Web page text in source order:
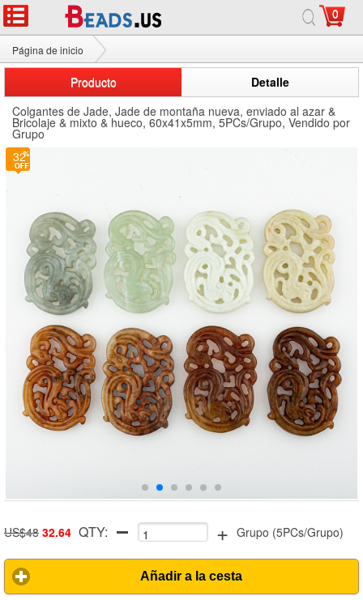
0
Página de inicio
Colgantes de JadeProducto
Detalle
Colgantes de Jade, Jade de montaña nueva, enviado al azar &
Bricolaje & mixto & hueco, 60x41x5mm, 5PCs/Grupo, Vendido por
Grupo
US$48 32.64 QTY: + Grupo (5PCs/Grupo)
Añadir a la cesta